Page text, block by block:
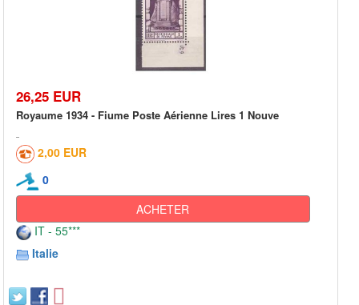
26,25 EUR
Royaume 1934 - Fiume Poste Aérienne Lires 1 Nouve
2,00 EUR
0
ACHETER
IT - 55***
Italie